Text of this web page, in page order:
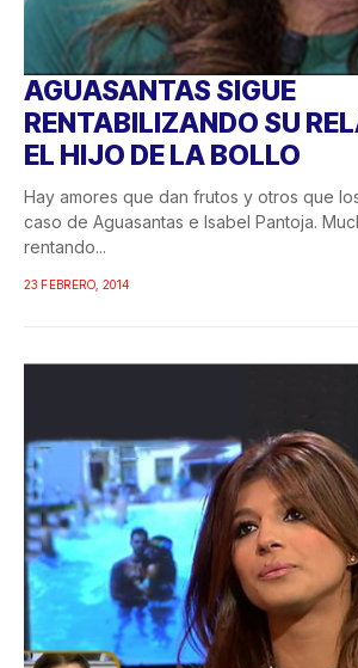
AGUASANTAS SIGUE
RENTABILIZANDO SU
EL HIJO DE LA BOLLO
Hay amores que dan frutos y otros que
caso de Aguasantas e Isabel Pantoja.
rentando...
23 FEBRERO, 2014